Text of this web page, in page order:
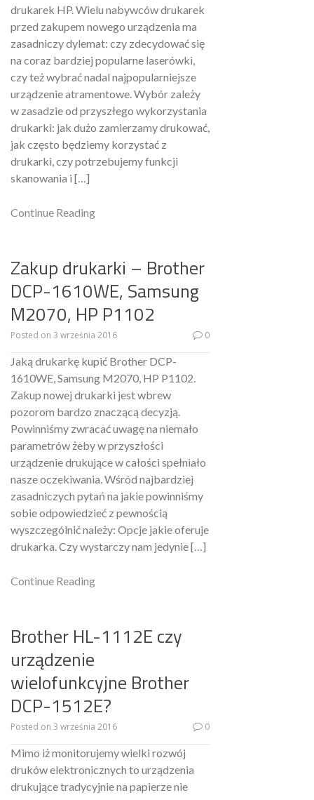
drukarek HP. Wielu nabywców drukarek
przed zakupem nowego urządzenia ma
zasadniczy dylemat: czy zdecydować się
na coraz bardziej popularne laserówki,
czy też wybrać nadal najpopularniejsze
urządzenie atramentowe. Wybór zależy
w zasadzie od przyszłego wykorzystania
drukarki: jak dużo zamierzamy drukować,
jak często będziemy korzystać z
drukarki, czy potrzebujemy funkcji
skanowania i […]
Continue Reading
Zakup drukarki – Brother
DCP-1610WE, Samsung
M2070, HP P1102
Posted on 3 września 2016 0
Jaką drukarkę kupić Brother DCP-
1610WE, Samsung M2070, HP P1102.
Zakup nowej drukarki jest wbrew
pozorom bardzo znaczącą decyzją.
Powinniśmy zwracać uwagę na niemało
parametrów żeby w przyszłości
urządzenie drukujące w całości spełniało
nasze oczekiwania. Wśród najbardziej
zasadniczych pytań na jakie powinniśmy
sobie odpowiedzieć z pewnością
wyszczególnić należy: Opcje jakie oferuje
drukarka. Czy wystarczy nam jedynie […]
Continue Reading
Brother HL-1112E czy
urządzenie
wielofunkcyjne Brother
DCP-1512E?
Posted on 3 września 2016 0
Mimo iż monitorujemy wielki rozwój
druków elektronicznych to urządzenia
drukujące tradycyjnie na papierze nie